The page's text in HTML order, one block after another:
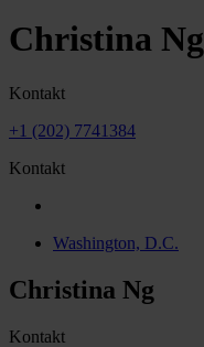
Christina Ng
Kontakt
+1 (202) 7741384
Kontakt
Washington, D.C.
Christina Ng
Kontakt